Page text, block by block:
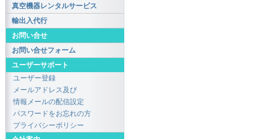
真空機器レンタルサービス
輸出入代行
お問い合せ
お問い合せフォーム
ユーザーサポート
ユーザー登録
メールアドレス及び
情報メールの配信設定
パスワードをお忘れの方
プライバシーポリシー